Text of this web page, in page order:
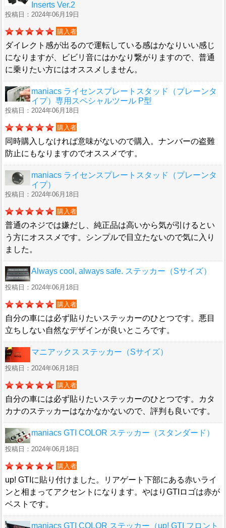
Inserts Ver.2
投稿日：2024年06月19日
購入者
ダイレクト感が出るので運転している感はかなりいい感じ
になりますが、ビビリ音にはかなり繋がりますので、普通
に乗りたい方にはオススメしません。
maniacs ライセンスプレートスタッド（プレーンタ
イプ）専用スペシャルツール P型
投稿日：2024年06月18日
購入者
同時購入しなければ意味がないので購入。ナンバーの盗難
防止にもなりますのでオススメです。
maniacs ライセンスプレートスタッド（プレーンタ
イプ）
投稿日：2024年06月18日
購入者
普通のネジでは嫌だし、純正品は高いから気が引けるとい
う方にオススメです。シンプルで目立たないので気に入り
ました。
Always cool, always safe. ステッカー（Sサイズ）
投稿日：2024年06月18日
購入者
自分の車には必ず貼りたいステッカーのひとつです。悪目
立ちしない自然なデザインが良いところです。
マニアックス ステッカー（Sサイズ）
投稿日：2024年06月18日
購入者
自分の車には必ず貼りたいステッカーのひとつです。カタ
カナのステッカーはなかなかないので、評判も良いです。
maniacs GTI COLOR ステッカー（スタンダード）
投稿日：2024年06月18日
購入者
up! GTIに貼り付けました。リアゲート下部にある赤いライ
ンと相まってアクセントになります。やはりGTIロゴは赤が
ベストです。
maniacs GTI COLOR ステッカー（up! GTI フロント